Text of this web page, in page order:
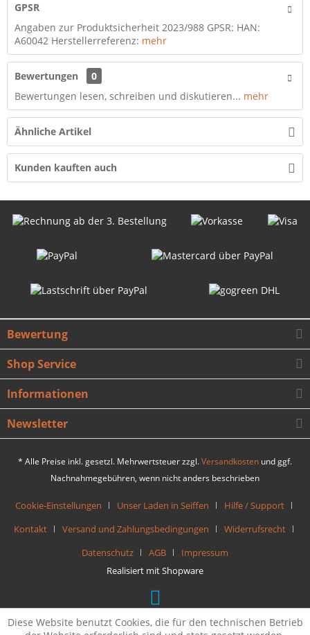
GPSR
Angaben zur Produktsicherheit 2023/988 GPSR: HAN:
A60042 Herstellerreferenz: mehr
Bewertungen
0
Bewertungen lesen, schreiben und diskutieren... mehr
Ähnliche Artikel
Kunden kauften auch
Bewertung
Shop Service
Informationen
Newsletter
* Alle Preise inkl. gesetzl. Mehrwertsteuer zzgl.Versandkosten und ggf.
Nachnahmegebühren, wenn nicht anders beschrieben
Cookie-Einstellungen Unser Laden in Seiffen
Hilfe / Support
Kontakt
Versand und Zahlungsbedingungen
Widerrufsrecht
Datenschutz
AGB
Impressum
Realisiert mit Shopware
Diese Website benutzt Cookies, die für den technischen Betrieb